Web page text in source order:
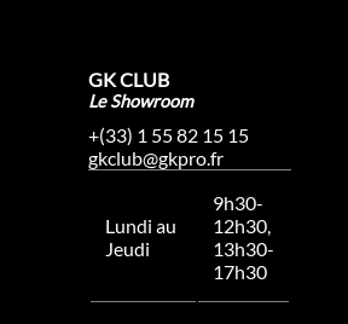
GK CLUB
Le Showroom
+(33) 1 55 82 15 15
gkclub@gkpro.fr
Lundi au
Jeudi
9h30-
12h30,
13h30-
17h30